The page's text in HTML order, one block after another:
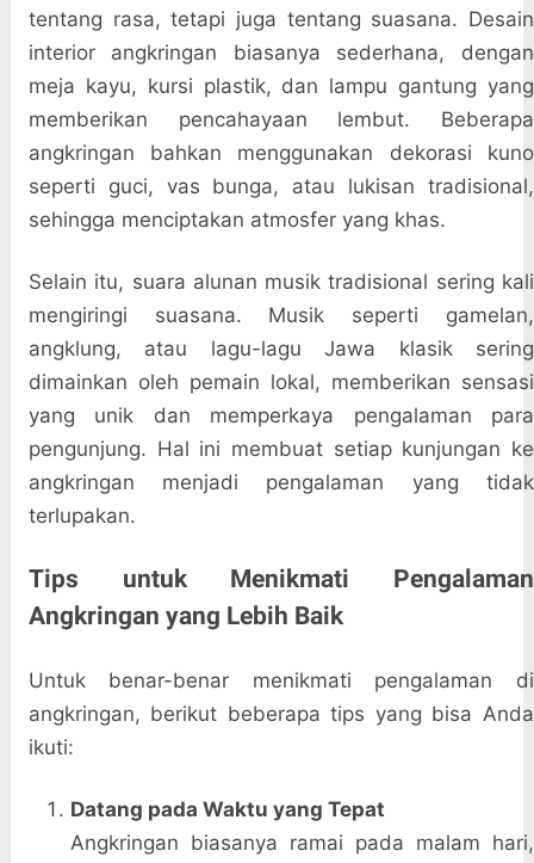
tentang rasa, tetapi juga tentang suasana. Desain
interior angkringan biasanya sederhana, dengan
meja kayu, kursi plastik, dan lampu gantung yang
memberikan pencahayaan lembut. Beberapa
angkringan bahkan menggunakan dekorasi kuno
seperti guci, vas bunga, atau lukisan tradisional,
sehingga menciptakan atmosfer yang khas.
Selain itu, suara alunan musik tradisional sering kali
mengiringi suasana. Musik seperti gamelan,
angklung, atau lagu-lagu Jawa klasik sering
dimainkan oleh pemain lokal, memberikan sensasi
yang unik dan memperkaya pengalaman para
pengunjung. Hal ini membuat setiap kunjungan ke
angkringan menjadi pengalaman yang tidak
terlupakan.
Tips untuk Menikmati Pengalaman
Angkringan yang Lebih Baik
Untuk benar-benar menikmati pengalaman di
angkringan, berikut beberapa tips yang bisa Anda
ikuti:
Datang pada Waktu yang Tepat
Angkringan biasanya ramai pada malam hari,